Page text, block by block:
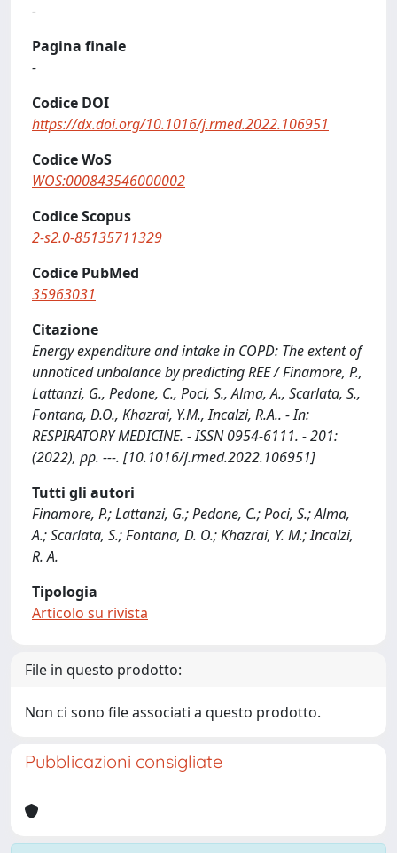
-
Pagina finale
-
Codice DOI
https://dx.doi.org/10.1016/j.rmed.2022.106951
Codice WoS
WOS:000843546000002
Codice Scopus
2-s2.0-85135711329
Codice PubMed
35963031
Citazione
Energy expenditure and intake in COPD: The extent of
unnoticed unbalance by predicting REE / Finamore, P.,
Lattanzi, G., Pedone, C., Poci, S., Alma, A., Scarlata, S.,
Fontana, D.O., Khazrai, Y.M., Incalzi, R.A.. - In:
RESPIRATORY MEDICINE. - ISSN 0954-6111. - 201:
(2022), pp. ---. [10.1016/j.rmed.2022.106951]
Tutti gli autori
Finamore, P.; Lattanzi, G.; Pedone, C.; Poci, S.; Alma,
A.; Scarlata, S.; Fontana, D. O.; Khazrai, Y. M.; Incalzi,
R. A.
Tipologia
Articolo su rivista
File in questo prodotto:
Non ci sono file associati a questo prodotto.
Pubblicazioni consigliate